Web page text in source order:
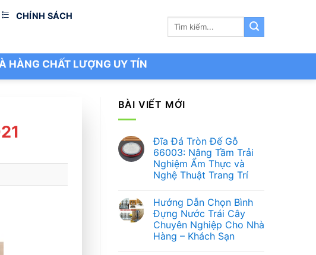
CHÍNH SÁCH
Tìm
HÀNG CHẤT LƯỢNG UY TÍN
BÀI VIẾT MỚI
Đĩa Đá Tròn Đế Gỗ
66003: Nâng Tầm Trải
Nghiệm Ẩm Thực và
Nghệ Thuật Trang Trí
bình
luận
ở
Đĩa
Đá
Tròn
Hướng Dẫn Chọn Bình
Đựng Nước Trái Cây
Chuyên Nghiệp Cho Nhà
Hàng – Khách Sạn